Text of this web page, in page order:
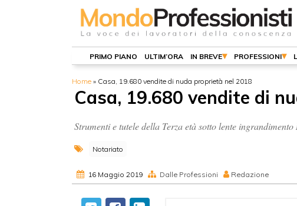
PRIMO PIANO ULTIM’ORA IN BREVE PROFESSIONI
Home » Casa, 19.680 vendite di nuda proprietà nel 2018
Casa, 19.680 vendite di
Strumenti e tutele della Terza età sotto lente
Notariato
16 Maggio 2019 Dalle Professioni Redazione